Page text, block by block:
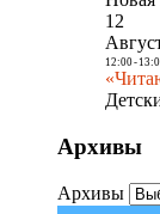
12
12:00-
Архивы
Архивы